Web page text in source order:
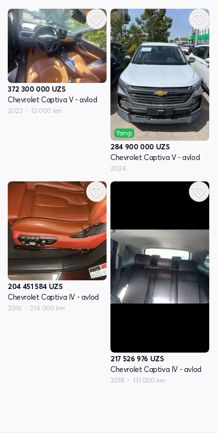
372 300 000 UZS
Chevrolet Captiva V - avlod
2023 12 000 km
Yangi
284 900 000 UZS
Chevrolet Captiva V - avlod
2024
204 451 584 UZS
Chevrolet Captiva IV - avlod
2016 214 000 km
217 526 976 UZS
Chevrolet Captiva IV - avlod
2018 131 000 km